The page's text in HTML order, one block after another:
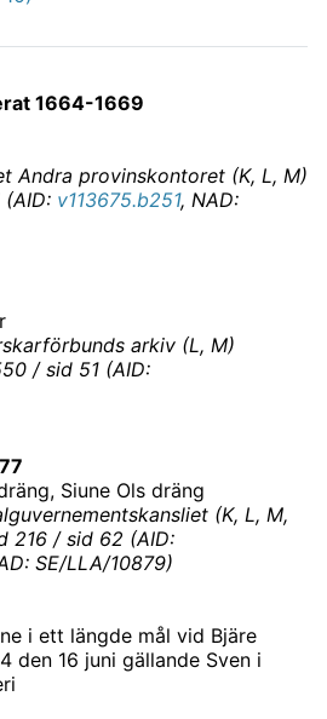
1664-1669
Andra provinskontoret (K, L, M)
(AID: v113675.b251, NAD:
arkiv (L, M)
/ sid 51 (AID:
Siune Ols dräng
(K, L, M,
216 / sid 62 (AID:
SE/LLA/10879)
i ett längde mål vid Bjäre
den 16 juni gällande Sven i